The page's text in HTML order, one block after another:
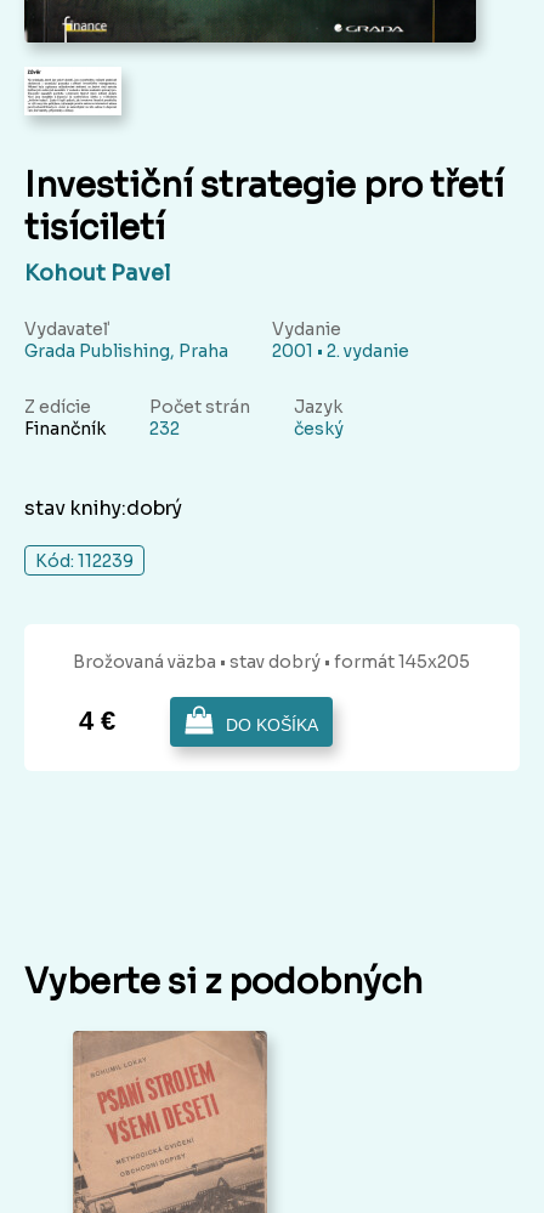
Investiční strategie pro třetí
tisíciletí
Kohout Pavel
Vydavateľ
Grada Publishing, Praha
Vydanie
2001 • 2. vydanie
Z edície
Finančník
Počet strán
232
Jazyk
český
stav knihy:dobrý
Kód: 112239
Brožovaná väzba • stav dobrý • formát 145x205
4 € DO KOŠÍKA
Vyberte si z podobných